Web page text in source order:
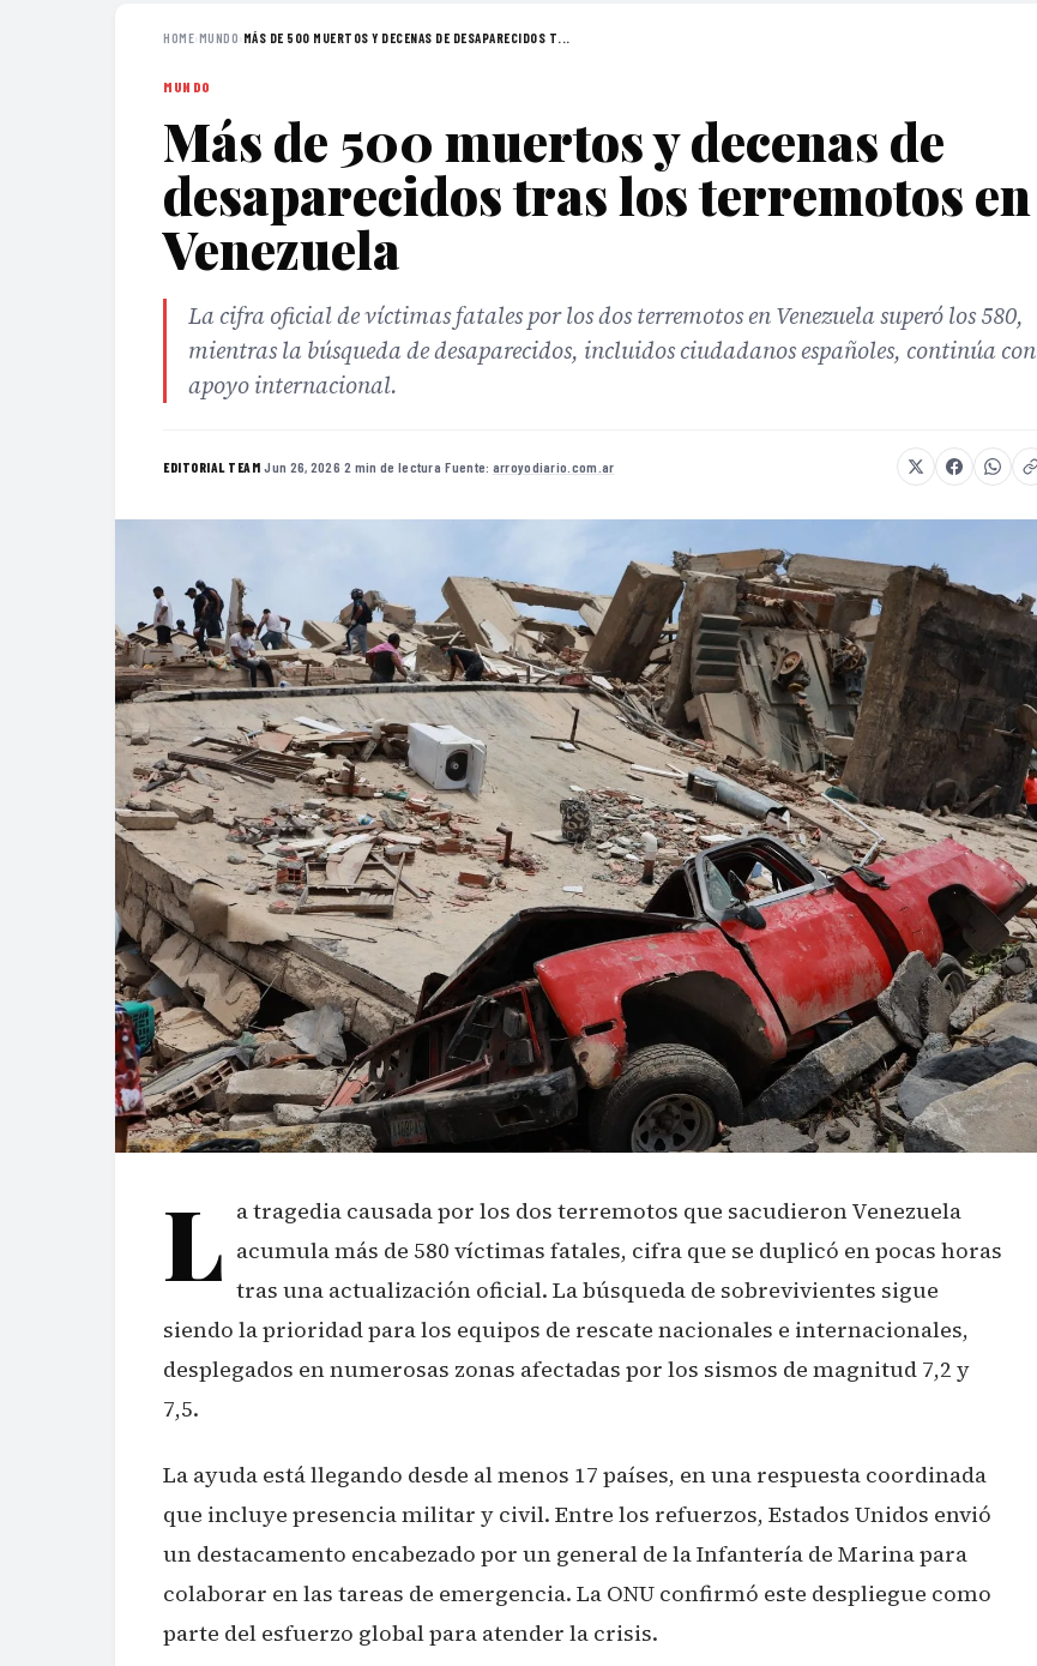
HOME›MUNDO› MÁS DE 500 MUERTOS Y DECENAS DE DESAPARECIDOS T...
MUNDO
Más de 500 muertos y decenas de
desaparecidos tras los terremotos en
Venezuela
La cifra oficial de víctimas fatales por los dos terremotos en Venezuela superó los 580,
mientras la búsqueda de desaparecidos, incluidos ciudadanos españoles, continúa con
apoyo internacional.
EDITORIAL TEAM·Jun 26, 2026·2 min de lectura·Fuente: arroyodiario.com.ar
L a tragedia causada por los dos terremotos que sacudieron Venezuela
acumula más de 580 víctimas fatales, cifra que se duplicó en pocas horas
tras una actualización oficial. La búsqueda de sobrevivientes sigue
siendo la prioridad para los equipos de rescate nacionales e internacionales,
desplegados en numerosas zonas afectadas por los sismos de magnitud 7,2 y
7,5.
La ayuda está llegando desde al menos 17 países, en una respuesta coordinada
que incluye presencia militar y civil. Entre los refuerzos, Estados Unidos envió
un destacamento encabezado por un general de la Infantería de Marina para
colaborar en las tareas de emergencia. La ONU confirmó este despliegue como
parte del esfuerzo global para atender la crisis.